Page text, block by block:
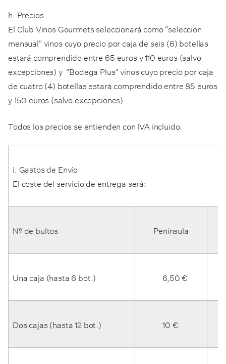
h. Precios
El Club Vinos Gourmets seleccionará como "selección
mensual" vinos cuyo precio por caja de seis (6) botellas
estará comprendido entre 65 euros y 110 euros (salvo
excepciones) y "Bodega Plus" vinos cuyo precio por caja
de cuatro (4) botellas estará comprendido entre 85 euros
y 150 euros (salvo excepciones).
Todos los precios se entienden con IVA incluido.
i. Gastos de Envío
El coste del servicio de entrega será:
Nº de bultos Península
Una caja (hasta 6 bot.) 6,50 €
Dos cajas (hasta 12 bot.) 10 €